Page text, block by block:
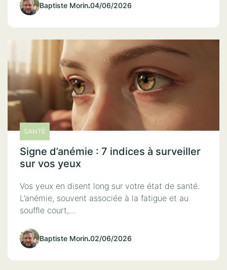
Baptiste Morin.04/06/2026
SANTÉ
Signe d’anémie : 7 indices à surveiller
sur vos yeux
Vos yeux en disent long sur votre état de santé.
L’anémie, souvent associée à la fatigue et au
souffle court,...
Baptiste Morin.02/06/2026